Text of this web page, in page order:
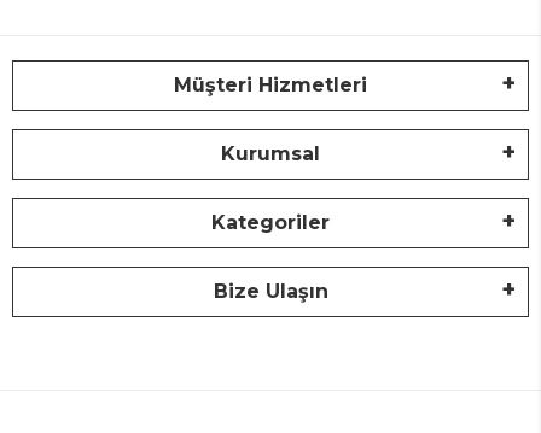
Müşteri Hizmetleri
Kurumsal
Kategoriler
Bize Ulaşın